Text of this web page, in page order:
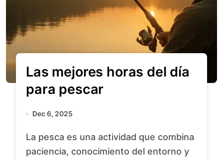
Las mejores horas del día
para pescar
Dec 6, 2025
La pesca es una actividad que combina
paciencia, conocimiento del entorno y